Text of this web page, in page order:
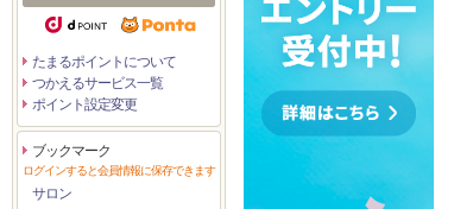
たまるポイントについて
つかえるサービス一覧
ポイント設定変更
ブックマーク
ログインすると会員情報に保存できます
サロン